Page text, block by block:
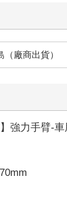
廠商出貨）
強力手臂-